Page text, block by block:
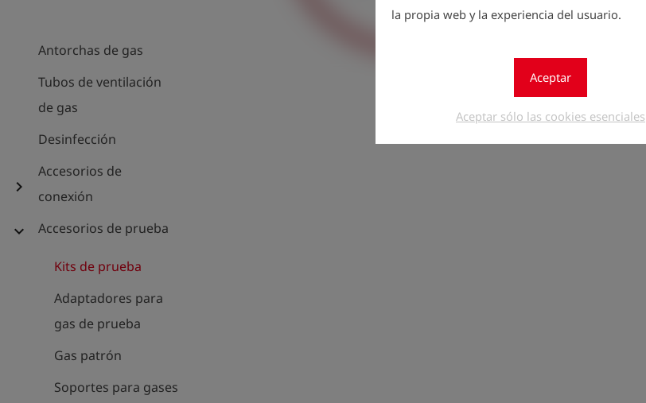
la propia web y la experiencia del usuario.
Aceptar
Aceptar sólo las cookies esenciales
Antorchas de gas
Tubos de ventilación
de gas
Desinfección
chevron_right
Accesorios de
conexión
expand_more Accesorios de prueba
Kits de prueba
Adaptadores para
gas de prueba
Gas patrón
Soportes para gases
1